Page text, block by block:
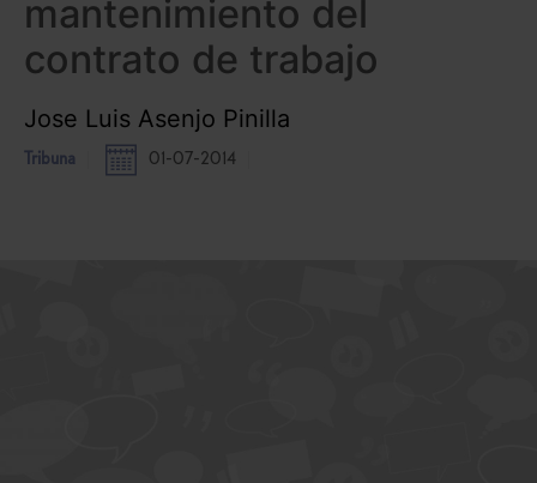
mantenimiento del
contrato de trabajo
Jose Luis Asenjo Pinilla
Tribuna 01-07-2014